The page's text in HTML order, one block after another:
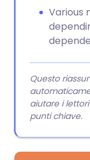
Various
Questo
aiutare i
punti chiave.